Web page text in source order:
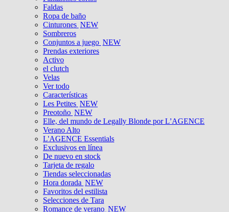
Faldas
Ropa de baño
Cinturones NEW
Sombreros
Conjuntos a juego NEW
Prendas exteriores
Activo
el clutch
Velas
Ver todo
Características
Les Petites NEW
Preotoño NEW
Elle, del mundo de Legally Blonde por L’AGENCE
Verano Alto
L'AGENCE Essentials
Exclusivos en línea
De nuevo en stock
Tarjeta de regalo
Tiendas seleccionadas
Hora dorada NEW
Favoritos del estilista
Selecciones de Tara
Romance de verano NEW